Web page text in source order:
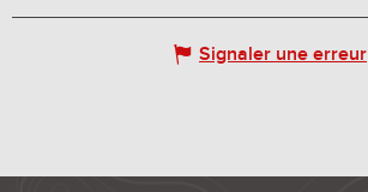
Signaler une erreur